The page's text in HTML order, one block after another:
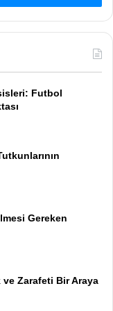
Futbol
Gereken
Zarafeti Bir Araya